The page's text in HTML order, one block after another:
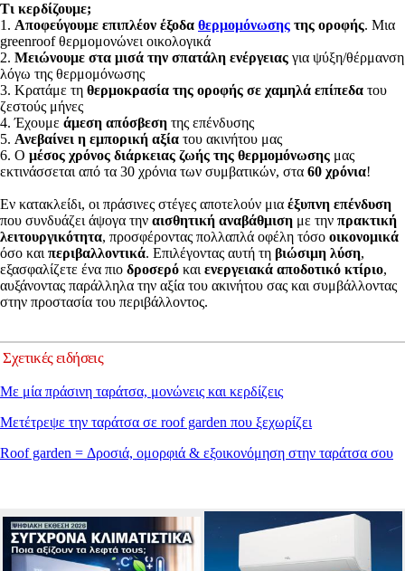
Τι κερδίζουμε;
1. Αποφεύγουμε επιπλέον έξοδα θερμομόνωσης της οροφής. Μια
greenroof θερμομονώνει οικολογικά
2. Μειώνουμε στα μισά την σπατάλη ενέργειας για ψύξη/θέρμανση
λόγω της θερμομόνωσης
3. Κρατάμε τη θερμοκρασία της οροφής σε χαμηλά επίπεδα του
ζεστούς μήνες
4. Έχουμε άμεση απόσβεση της επένδυσης
5. Ανεβαίνει η εμπορική αξία του ακινήτου μας
6. Ο μέσος χρόνος διάρκειας ζωής της θερμομόνωσης μας
εκτινάσσεται από τα 30 χρόνια των συμβατικών, στα 60 χρόνια!
Εν κατακλείδι, οι πράσινες στέγες αποτελούν μια έξυπνη επένδυση
που συνδυάζει άψογα την αισθητική αναβάθμιση με την πρακτική
λειτουργικότητα, προσφέροντας πολλαπλά οφέλη τόσο οικονομικά
όσο και περιβαλλοντικά. Επιλέγοντας αυτή τη βιώσιμη λύση,
εξασφαλίζετε ένα πιο δροσερό και ενεργειακά αποδοτικό κτίριο,
αυξάνοντας παράλληλα την αξία του ακινήτου σας και συμβάλλοντας
στην προστασία του περιβάλλοντος.
Σχετικές ειδήσεις
Με μία πράσινη ταράτσα, μονώνεις και κερδίζεις
Μετέτρεψε την ταράτσα σε roof garden που ξεχωρίζει
Roof garden = Δροσιά, ομορφιά & εξοικονόμηση στην ταράτσα σου